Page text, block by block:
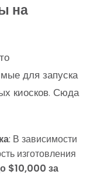
на
для запуска
киосков. Сюда
: В зависимости
изготовления
$10,000 за